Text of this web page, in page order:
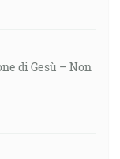
di Gesù – Non